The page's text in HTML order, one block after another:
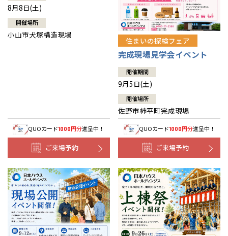
8月8日(土)
開催場所
小山市犬塚構造現場
QUOカード1000円分進呈中！
ご来場予約
住まいの探検フェア
完成現場見学会イベント
開催期間
9月5日(土)
開催場所
佐野市柿平町完成現場
QUOカード1000円分進呈中！
ご来場予約